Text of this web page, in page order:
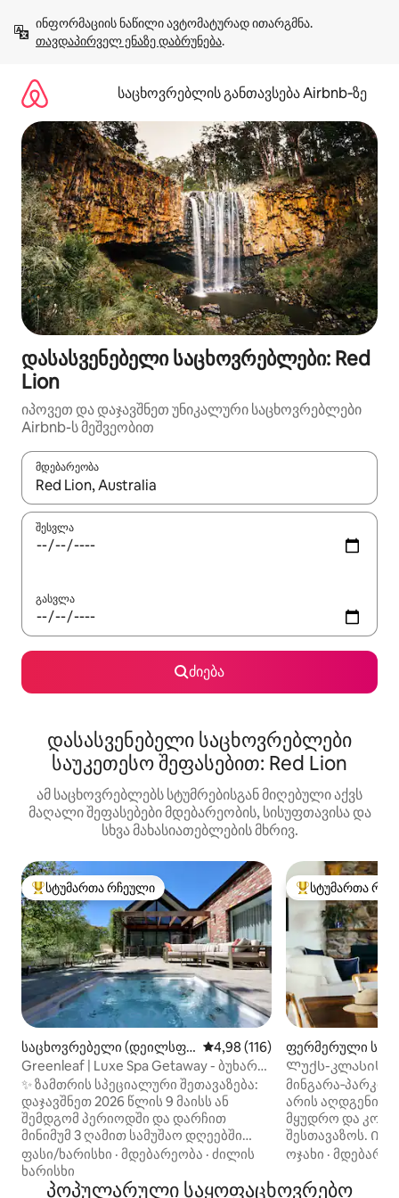
გადასვლა
თავდაპირველ ენაზე დაბრუნება.
საცხოვრებლის განთავსება Airbnb‑ზე
დასასვენებელი საცხოვრებლები: Red
Lion
იპოვეთ და დაჯავშნეთ უნიკალური საცხოვრებლები
Airbnb-ს მეშვეობით
მდებარეობა
როცა შედეგები ხელმისაწვდომი გახდება, ნავიგაციისთვის
შესვლა
გასვლა
ძიება
დასასვენებელი საცხოვრებლები
საუკეთესო შეფასებით: Red Lion
ამ საცხოვრებლებს სტუმრებისგან მიღებული აქვს
მაღალი შეფასებები მდებარეობის, სისუფთავისა და
სხვა მახასიათებლების მხრივ.
სტუმართა რჩეული მოწინავე ვარიანტი
სტუმართა რჩეული
საცხოვრებელი (დეილსფ
ორდი)
საშუალო შეფასებაა 5‑დან
4,98 (116)
Greenleaf | Luxe Spa Getaway - ბუხარი
- EV
✨ ზამთრის სპეციალური შეთავაზება:
დაჯავშნეთ 2026 წლის 9 მაისს ან
შემდგომ პერიოდში და დარჩით
მინიმუმ 3 ღამით სამუშაო დღეებში
(ორშაბათიდან პარასკევის ჩათვლით)
2026 წლის 1 ივნისიდან 31 აგვისტომდე
პერიოდში, რის შემდეგაც ჩასვლისას
ფასი/ხარისხი · მდებარეობა · ძილის
ხარისხი
სტუმართა
სტუმართა
ფერმერული
ლი (Scotsburn)
Ლუქს-კლასის
სკოტსბერნი
არის
მყუდრო და
შესთავაზოს.
ლამაზი
სეირნობა
ოჯახი ·
პოპულარული საყოფაცხოვრებო